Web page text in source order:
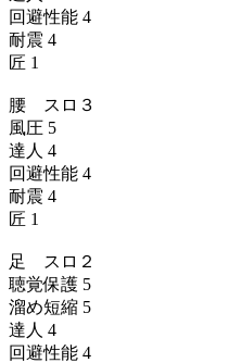
回避性能 4
耐震 4
匠 1
腰 スロ３
風圧 5
達人 4
回避性能 4
耐震 4
匠 1
足 スロ２
聴覚保護 5
溜め短縮 5
達人 4
回避性能 4